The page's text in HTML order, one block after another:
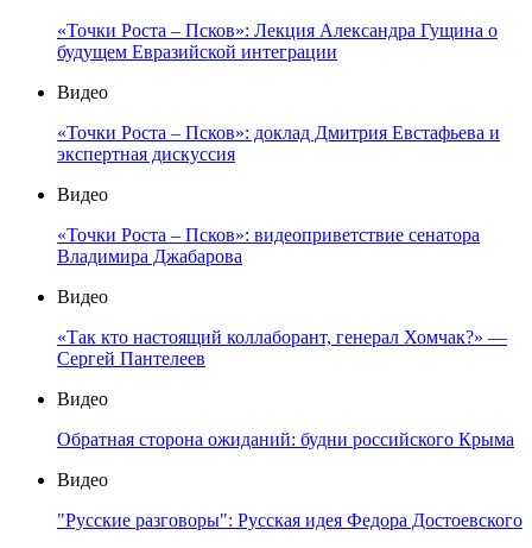
«Точки Роста – Псков»: Лекция Александра Гущина о
будущем Евразийской интеграции
Видео
«Точки Роста – Псков»: доклад Дмитрия Евстафьева и
экспертная дискуссия
Видео
«Точки Роста – Псков»: видеоприветствие сенатора
Владимира Джабарова
Видео
«Так кто настоящий коллаборант, генерал Хомчак?» —
Сергей Пантелеев
Видео
Обратная сторона ожиданий: будни российского Крыма
Видео
"Русские разговоры": Русская идея Федора Достоевского